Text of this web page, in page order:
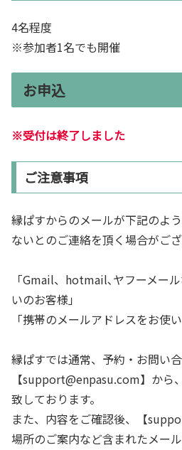
4名程度
※参加者1名でも開催
お申込
※受付は終了しました
ご注意事項
縁ぱすからのメールが下記のよ
ないとのご連絡を頂く場合がござ
「Gmail、hotmail､ヤフーメー
いのお客様」
「携帯のメールアドレスをお使
縁ぱすでは通常、予約・お問い
【support@enpasu.com】から
致しております。
また、内容をご確認後、【
場所のご案内など含まれたメー